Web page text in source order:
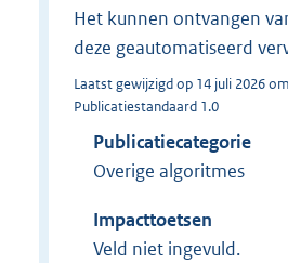
Het kunnen ontvangen
deze geautomatiseerd
Laatst gewijzigd op 14 juli 2026
Publicatiestandaard 1.0
Publicatiecategorie
Overige algoritmes
Impacttoetsen
Veld niet ingevuld.